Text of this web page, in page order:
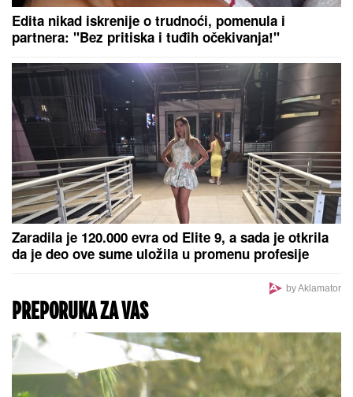
Edita nikad iskrenije o trudnoći, pomenula i
partnera: "Bez pritiska i tuđih očekivanja!"
Zaradila je 120.000 evra od Elite 9, a sada je otkrila
da je deo ove sume uložila u promenu profesije
by Aklamator
PREPORUKA ZA VAS